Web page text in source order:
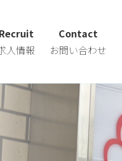
人情報
Contact
お問い合わせ